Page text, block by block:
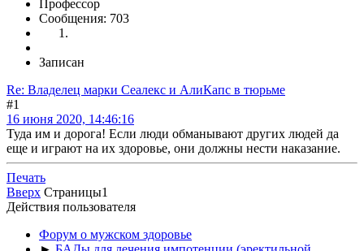
Профессор
Сообщения: 703
Записан
Re: Владелец марки Сеалекс и АлиКапс в тюрьме
#1
16 июня 2020, 14:46:16
Туда им и дорога! Если люди обманывают других людей да
еще и играют на их здоровье, они должны нести наказание.
Печать
Вверх Страницы1
Действия пользователя
Форум о мужском здоровье